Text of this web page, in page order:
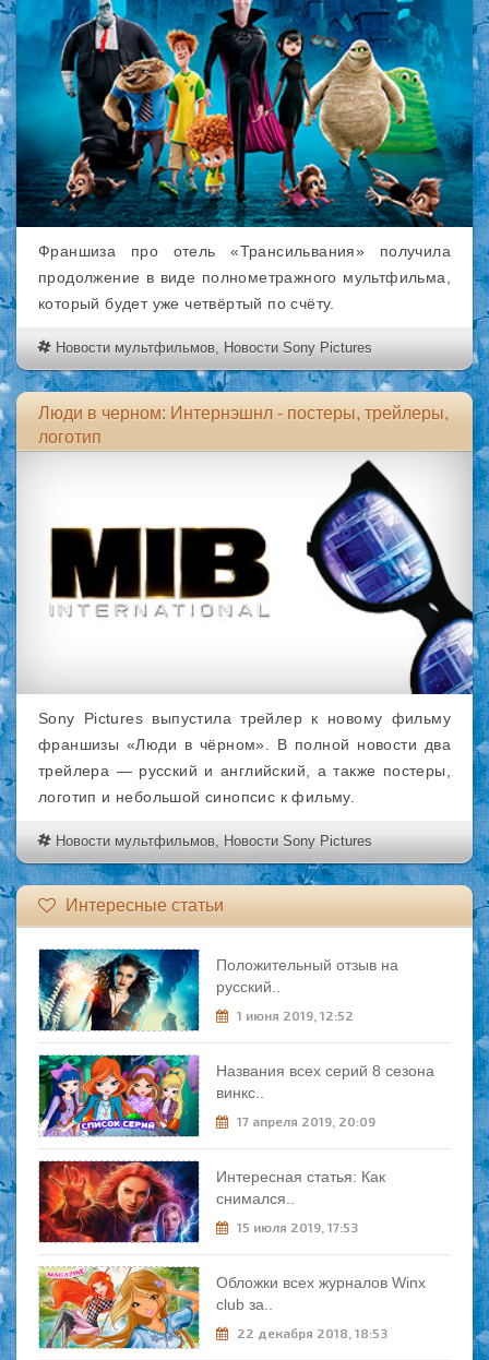
Франшиза про отель «Трансильвания» получила
продолжение в виде полнометражного мультфильма,
который будет уже четвёртый по счёту.
Новости мультфильмов, Новости Sony Pictures
Люди в черном: Интернэшнл - постеры, трейлеры,
логотип
Sony Pictures выпустила трейлер к новому фильму
франшизы «Люди в чёрном». В полной новости два
трейлера — русский и английский, а также постеры,
логотип и небольшой синопсис к фильму.
Новости мультфильмов, Новости Sony Pictures
Интересные статьи
Положительный отзыв на
русский..
1 июня 2019, 12:52
Названия всех серий 8 сезона
винкс..
17 апреля 2019, 20:09
Интересная статья: Как
снимался..
15 июля 2019, 17:53
Обложки всех журналов Winx
club за..
22 декабря 2018, 18:53